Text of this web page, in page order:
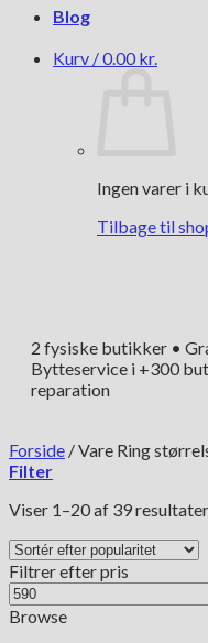
Blog
Kurv /0.00 kr.
Ingen varer i
Tilbage til
2 fysiske butikker •
Bytteservice i +300
reparation
Forside /Vare Ring
Filter
Viser 1–20 af 39 resultater
Filtrer efter pris
Mindste
pris
Browse